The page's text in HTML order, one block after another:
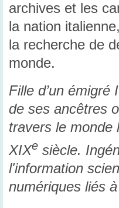
archives et les
la nation
la recherche de
monde.
Fille d’un émigré
de ses ancêtres
travers le monde
XIXe siècle.
l'information
numériques liés